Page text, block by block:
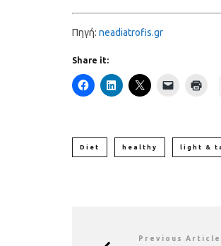
Πηγή: neadiatrofis.gr
Share it:
Diet healthy light &
Previous Article
Υγιεινό κέικ λεμονιού με
παπαρουνόσπορο και μύρτιλα